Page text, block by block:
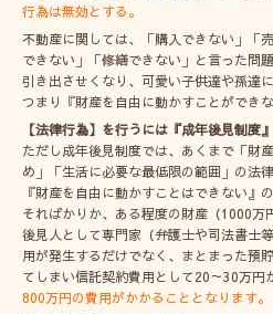
行為は無効とする。
不動産に関しては、「購入できない」「
できない」「修繕できない」と言った問
引き出させくなり、可愛い子供達や孫達
つまり『財産を自由に動かすことができ
【法律行為】を行うには『成年後見制度
ただし成年後見制度では、あくまで「財
め」「生活に必要な最低限の範囲」の法
『財産を自由に動かすことはできない』の
そればかりか、ある程度の財産（1000万
後見人として専門家（弁護士や司法書士
用が発生するだけでなく、まとまった預
てしまい信託契約費用として20～30万円
800万円の費用がかかることとなります。